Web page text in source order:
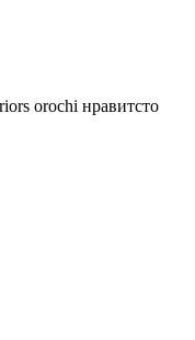
orochi нравитсто